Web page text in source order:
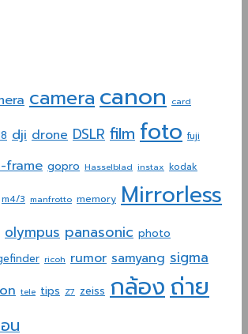
cameracanon card
dji drone DSLR film foto fuji
frame gopro Hasselblad instax kodak
m4/3 manfrotto memory Mirrorless
olympus panasonic photo
ricoh rumor samyang sigma
tele tips Z7 zeiss กล้องถ่าย
น